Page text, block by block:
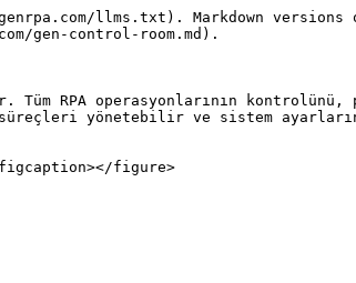
llms.txt). Markdown versions
gen-control-room.md).
Tüm RPA operasyonlarının
yönetebilir ve sistem
figcaption></figure>